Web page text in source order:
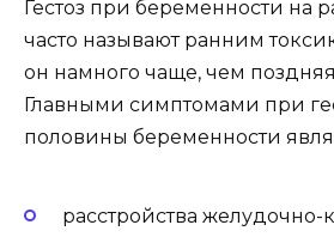
Гестоз при беременности на
часто называют ранним
он намного чаще, чем
Главными симптомами при
половины беременности
расстройства желудочно-